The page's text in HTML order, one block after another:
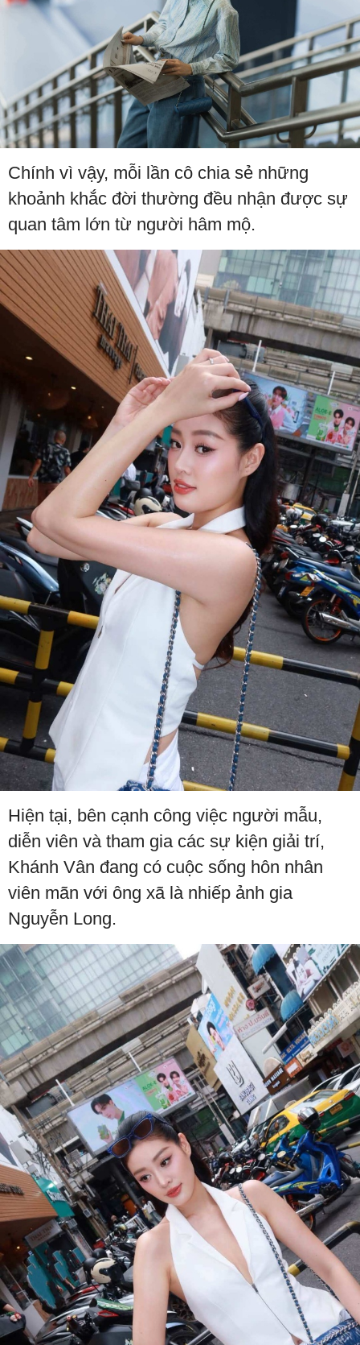
Chính vì vậy, mỗi lần cô chia sẻ những
khoảnh khắc đời thường đều nhận được sự
quan tâm lớn từ người hâm mộ.
Hiện tại, bên cạnh công việc người mẫu,
diễn viên và tham gia các sự kiện giải trí,
Khánh Vân đang có cuộc sống hôn nhân
viên mãn với ông xã là nhiếp ảnh gia
Nguyễn Long.